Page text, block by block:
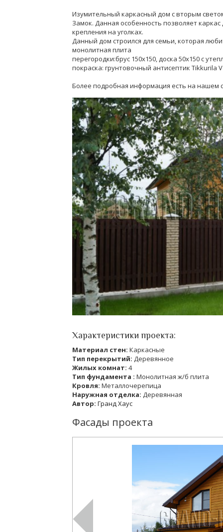
Изумительный каркасный дом с вторым
Замок. Данная особенность позволяет
крепления на уголках.
Данный дом строился для семьи, которая
монолитная плита
перегородки:брус 150х150, доска 50х150 с
покраска: грунтовочный антисептик Tikkurila
Более подробная информация есть на нашем
Характеристики проекта:
Материал стен: Каркасные
Тип перекрытий: Деревянное
Жилых комнат: 4
Тип фундамента : Монолитная ж/б плита
Кровля: Металлочерепица
Наружная отделка: Деревянная
Автор: Гранд Хаус
Фасады проекта